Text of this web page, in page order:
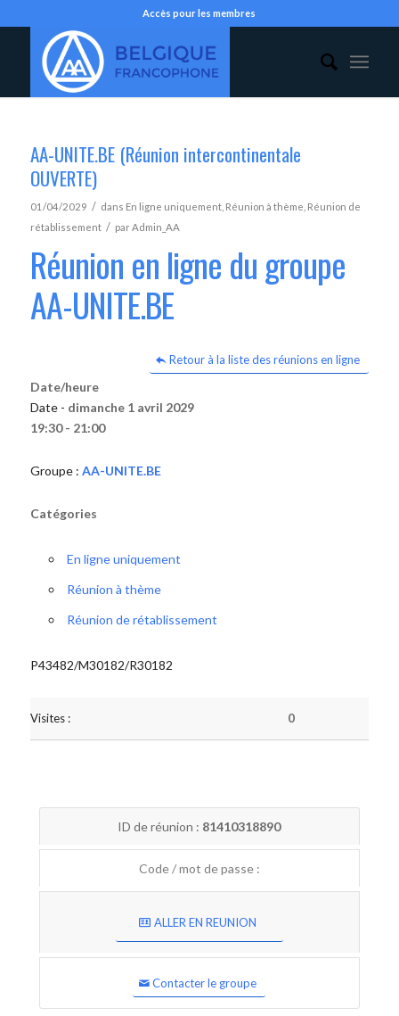
Accès pour les membres
AA-UNITE.BE (Réunion intercontinentale
OUVERTE)
01/04/2029 / dans En ligne uniquement, Réunion à thème Réunion de
rétablissement / parAdmin_AA
Réunion en ligne du groupe
AA-UNITE.BE
Retour à la liste des réunions en ligne
Date/heure
Date - dimanche 1 avril 2029
19:30 - 21:00
Groupe : AA-UNITE.BE
Catégories
En ligne uniquement
Réunion à thème
Réunion de rétablissement
P43482/M30182/R30182
Visites : 0
ID de réunion : 81410318890
Code / mot de passe :
ALLER EN REUNION
Contacter le groupe